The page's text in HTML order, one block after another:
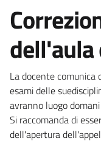
dell'aula
La docente comunica
esami delle
avranno luogo
Si raccomanda di
dell'apertura